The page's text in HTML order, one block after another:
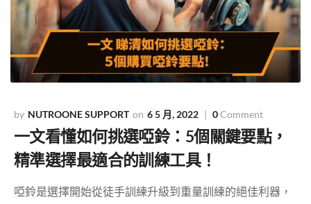
NUTROONE SUPPORT 6 5 月, 2022 0Comment
一文看懂如何挑選啞鈴：5個關鍵要點，
精準選擇最適合的訓練工具！
啞鈴是選擇開始從徒手訓練升級到重量訓練的絕佳利器，